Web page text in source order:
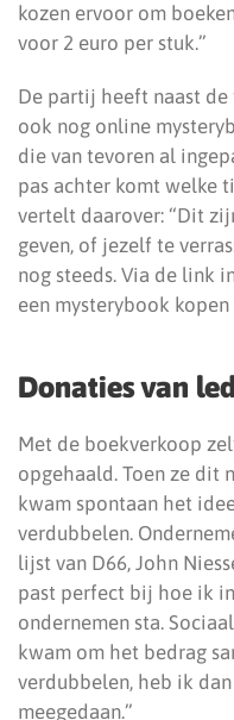
kozen ervoor om
voor 2 euro per stuk.”
De partij heeft naast de
ook nog online
die van tevoren al
pas achter komt welke
vertelt daarover: “Dit
geven, of jezelf te
nog steeds. Via de link
een mysterybook
Donaties van
Met de boekverkoop
opgehaald. Toen ze dit
kwam spontaan het
verdubbelen.
lijst van D66, John
past perfect bij hoe ik
ondernemen sta.
kwam om het bedrag
verdubbelen, heb ik
meegedaan.”